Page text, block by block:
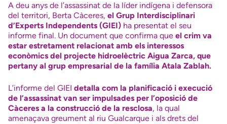
A deu anys de l’assassinat de la líder indígena i defensora
del territori, Berta Càceres, el Grup Interdisciplinari
d’Experts Independents (GIEI) ha presentat el seu
informe final. Un document que confirma que el crim va
estar estretament relacionat amb els interessos
econòmics del projecte hidroelèctric Aigua Zarca, que
pertany al grup empresarial de la família Atala Zablah.
L’informe del GIEI detalla com la planificació i execució
de l’assassinat van ser impulsades per l’oposició de
Càceres a la construcció de la resclosa, la qual
amenaçava greument al riu Gualcarque i als drets del